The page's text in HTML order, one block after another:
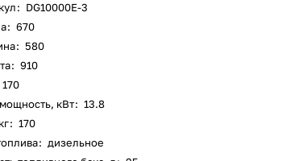
: DG10000E-3
: 670
: 580
: 910
170
кВт: 13.8
: 170
: дизельное
только
банка
выбранный способом